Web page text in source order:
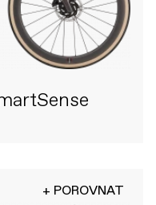
+ POROVNAT